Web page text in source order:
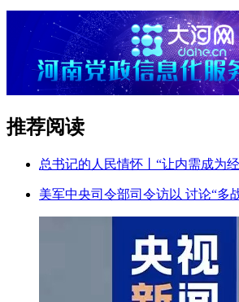
推荐阅读
总书记的人民情怀丨“让内需成为
美军中央司令部司令访以 讨论“多